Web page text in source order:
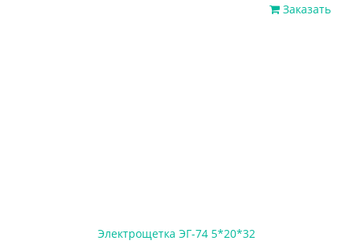
Заказать
Электрощетка ЭГ-74 5*20*32